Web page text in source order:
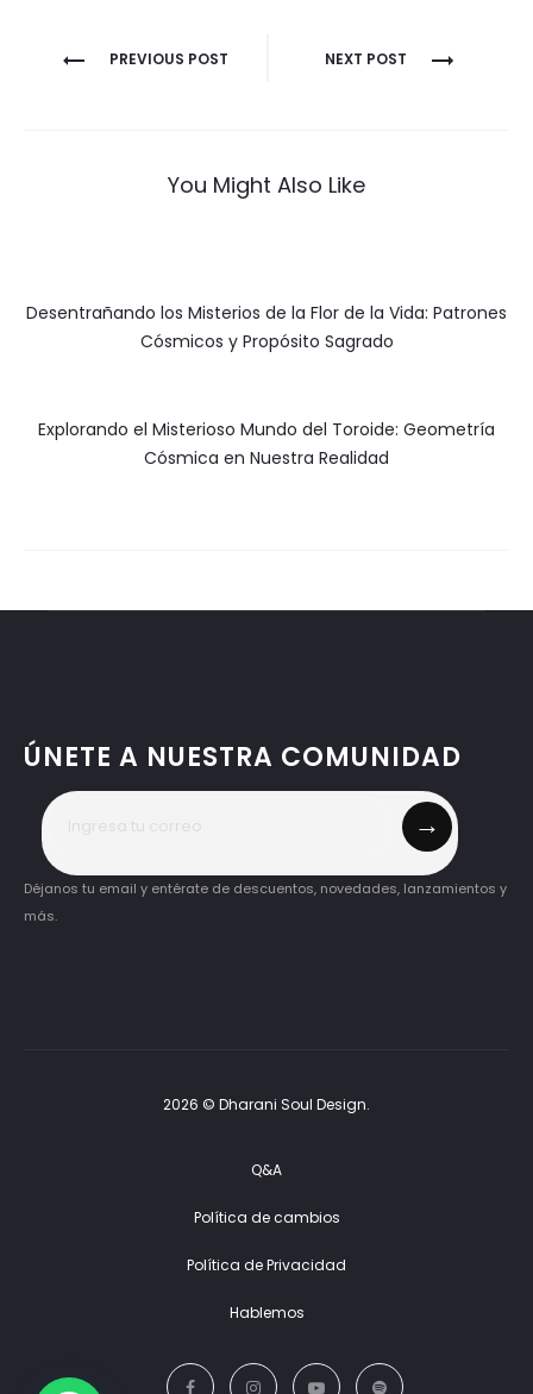
PREVIOUS POST NEXT POST
You Might Also Like
Desentrañando los Misterios de la Flor de la Vida: Patrones
Cósmicos y Propósito Sagrado
Explorando el Misterioso Mundo del Toroide: Geometría
Cósmica en Nuestra Realidad
ÚNETE A NUESTRA COMUNIDAD
→
Déjanos tu email y entérate de descuentos, novedades, lanzamientos y
más.
2026 © Dharani Soul Design.
Q&A
Política de cambios
Política de Privacidad
Hablemos